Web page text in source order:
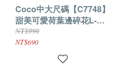
Coco中大尺碼【C7748】
甜美可愛荷葉邊碎花L-
5XL
NT$990
NT$690